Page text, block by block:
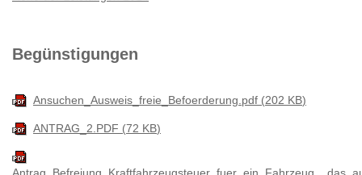
Begünstigungen
Ansuchen_Ausweis_freie_Befoerderung.pdf 202 KB
ANTRAG_2.PDF 72 KB